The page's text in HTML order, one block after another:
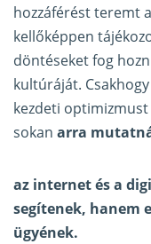
hozzáférést teremt
kellőképpen
döntéseket fog
kultúráját.
kezdeti
sokan arra
az internet és a
segítenek, hanem
ügyének.